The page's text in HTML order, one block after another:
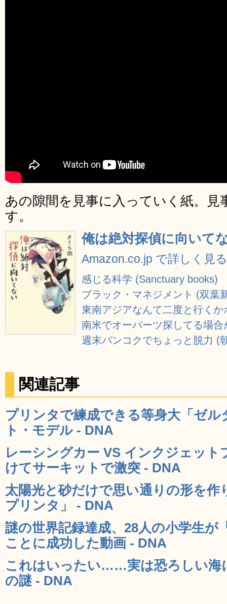
あの隙間を見事に入っていく紙。見
す。
俺は絶対探偵に向いて
Amazon.co.jp で詳しく見る
感じる科学 (Sanctuary books)
ブラック・マネジメント (双葉
東南アジアなんて二度と行く
南米でオーパーツ探してる場合
週末バンコクでちょっと脱力 (
関連記事
プリンタで練成できる等身大「ゼ
ト・モデル - DNA
レーシングカー VS インクジェット
けてサーキットで激突 - DNA
太陽光と砂だけで思い通りの形を
プリンタ」 - DNA
謎の世界記録達成、28人の小学生が
ことに成功した動画 - DNA
これはいったい……実は恐ろしい海
の謎 - DNA